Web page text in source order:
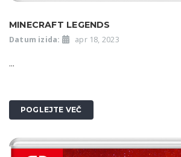
MINECRAFT LEGENDS
Datum izida: apr 18, 2023
...
POGLEJTE VEČ